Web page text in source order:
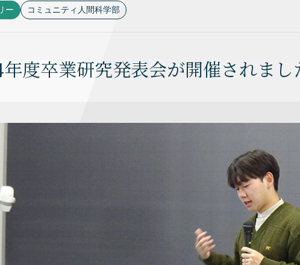
ー コミュニティ人間科学部
年度卒業研究発表会が開催されまし